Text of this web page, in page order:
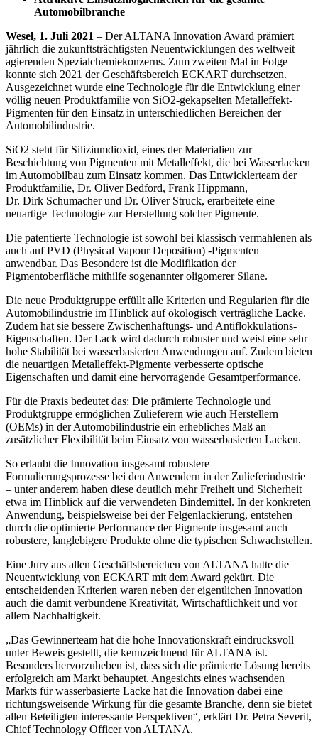
Automobilbranche
Wesel, 1. Juli 2021 – Der ALTANA Innovation Award prämiert
jährlich die zukunftsträchtigsten Neuentwicklungen des weltweit
agierenden Spezialchemiekonzerns. Zum zweiten Mal in Folge
konnte sich 2021 der Geschäftsbereich ECKART durchsetzen.
Ausgezeichnet wurde eine Technologie für die Entwicklung einer
völlig neuen Produktfamilie von SiO2-gekapselten Metalleffekt-
Pigmenten für den Einsatz in unterschiedlichen Bereichen der
Automobilindustrie.
SiO2 steht für Siliziumdioxid, eines der Materialien zur
Beschichtung von Pigmenten mit Metalleffekt, die bei Wasserlacken
im Automobilbau zum Einsatz kommen. Das Entwicklerteam der
Produktfamilie, Dr. Oliver Bedford, Frank Hippmann,
Dr. Dirk Schumacher und Dr. Oliver Struck, erarbeitete eine
neuartige Technologie zur Herstellung solcher Pigmente.
Die patentierte Technologie ist sowohl bei klassisch vermahlenen als
auch auf PVD (Physical Vapour Deposition) -Pigmenten
anwendbar. Das Besondere ist die Modifikation der
Pigmentoberfläche mithilfe sogenannter oligomerer Silane.
Die neue Produktgruppe erfüllt alle Kriterien und Regularien für die
Automobilindustrie im Hinblick auf ökologisch verträgliche Lacke.
Zudem hat sie bessere Zwischenhaftungs- und Antiflokkulations-
Eigenschaften. Der Lack wird dadurch robuster und weist eine sehr
hohe Stabilität bei wasserbasierten Anwendungen auf. Zudem bieten
die neuartigen Metalleffekt-Pigmente verbesserte optische
Eigenschaften und damit eine hervorragende Gesamtperformance.
Für die Praxis bedeutet das: Die prämierte Technologie und
Produktgruppe ermöglichen Zulieferern wie auch Herstellern
(OEMs) in der Automobilindustrie ein erhebliches Maß an
zusätzlicher Flexibilität beim Einsatz von wasserbasierten Lacken.
So erlaubt die Innovation insgesamt robustere
Formulierungsprozesse bei den Anwendern in der Zulieferindustrie
– unter anderem haben diese deutlich mehr Freiheit und Sicherheit
etwa im Hinblick auf die verwendeten Bindemittel. In der konkreten
Anwendung, beispielsweise bei der Felgenlackierung, entstehen
durch die optimierte Performance der Pigmente insgesamt auch
robustere, langlebigere Produkte ohne die typischen Schwachstellen.
Eine Jury aus allen Geschäftsbereichen von ALTANA hatte die
Neuentwicklung von ECKART mit dem Award gekürt. Die
entscheidenden Kriterien waren neben der eigentlichen Innovation
auch die damit verbundene Kreativität, Wirtschaftlichkeit und vor
allem Nachhaltigkeit.
„Das Gewinnerteam hat die hohe Innovationskraft eindrucksvoll
unter Beweis gestellt, die kennzeichnend für ALTANA ist.
Besonders hervorzuheben ist, dass sich die prämierte Lösung bereits
erfolgreich am Markt behauptet. Angesichts eines wachsenden
Markts für wasserbasierte Lacke hat die Innovation dabei eine
richtungsweisende Wirkung für die gesamte Branche, denn sie bietet
allen Beteiligten interessante Perspektiven“, erklärt Dr. Petra Severit,
Chief Technology Officer von ALTANA.